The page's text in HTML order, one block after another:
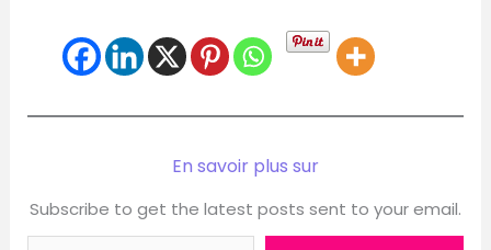
En savoir plus sur
Subscribe to get the latest posts sent to your email.